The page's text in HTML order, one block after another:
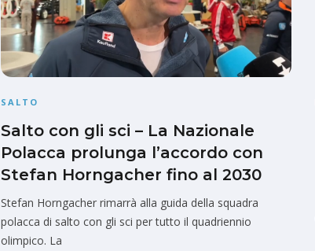
SALTO
Salto con gli sci – La Nazionale
Polacca prolunga l’accordo con
Stefan Horngacher fino al 2030
Stefan Horngacher rimarrà alla guida della squadra
polacca di salto con gli sci per tutto il quadriennio
olimpico. La